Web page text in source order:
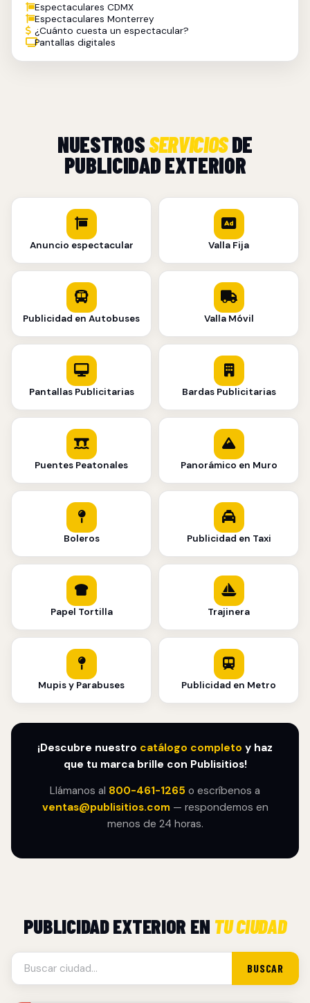
Espectaculares CDMX
Espectaculares Monterrey
¿Cuánto cuesta un espectacular?
Pantallas digitales
NUESTROSSERVICIOSDE
PUBLICIDAD EXTERIOR
Anuncio espectacular Valla Fija
Publicidad en Autobuses Valla Móvil
Pantallas Publicitarias Bardas Publicitarias
Puentes Peatonales Panorámico en Muro
Boleros Publicidad en Taxi
Papel Tortilla Trajinera
Mupis y Parabuses Publicidad en Metro
¡Descubre nuestro catálogo completo y haz
que tu marca brille con Publisitios!
Llámanos al 800-461-1265 o escríbenos a
ventas@publisitios.com— respondemos en
menos de 24 horas.
PUBLICIDAD EXTERIOR EN TU CIUDAD
BUSCAR